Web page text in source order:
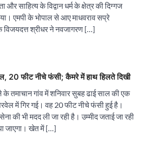
और साहित्य के विद्वान धर्म के क्षेत्र की दिग्गज
एमपी के भोपाल से आए माधवराव सप्रे
श्रीधर ने नवजागरण […]
20 फीट नीचे फंसी; कैमरे में हाथ हिलते दिखी
तमाचान गांव में शनिवार सुबह ढाई साल की एक
में गिर गई। वह 20 फीट नीचे फंसी हुई है।
की भी मदद ली जा रही है। उम्मीद जताई जा रही
जाएगा। खेत में […]